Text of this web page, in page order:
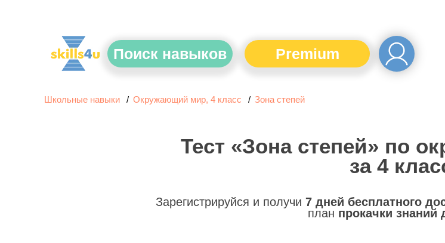
Поиск навыков Premium
Школьные навыки Окружающий мир, 4 класс Зона степей
Тест «Зона степей» по
за 4
Зарегистрируйся и получи 7 дней бесплатного
план прокачки знаний